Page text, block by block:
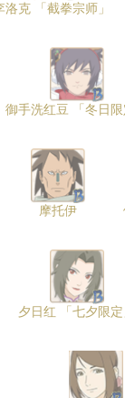
洛克 「截拳宗师」
御手洗红豆 「冬日
摩托伊
夕日红 「七夕限